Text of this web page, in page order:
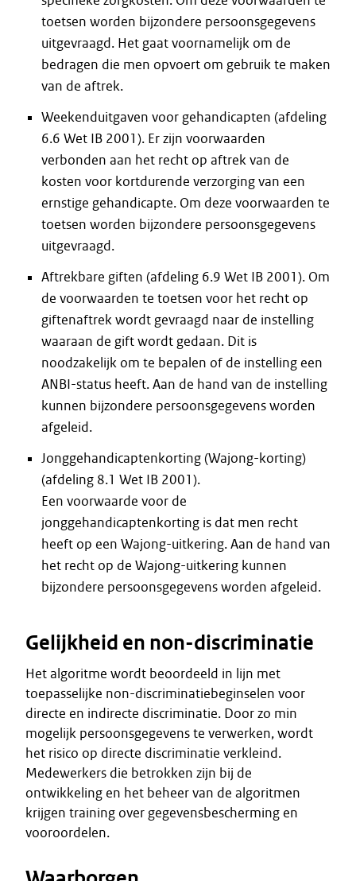
toetsen worden bijzondere persoonsgegevens
uitgevraagd. Het gaat voornamelijk om de
bedragen die men opvoert om gebruik te maken
van de aftrek.
Weekenduitgaven voor gehandicapten (afdeling
6.6 Wet IB 2001). Er zijn voorwaarden
verbonden aan het recht op aftrek van de
kosten voor kortdurende verzorging van een
ernstige gehandicapte. Om deze voorwaarden te
toetsen worden bijzondere persoonsgegevens
uitgevraagd.
Aftrekbare giften (afdeling 6.9 Wet IB 2001). Om
de voorwaarden te toetsen voor het recht op
giftenaftrek wordt gevraagd naar de instelling
waaraan de gift wordt gedaan. Dit is
noodzakelijk om te bepalen of de instelling een
ANBI-status heeft. Aan de hand van de instelling
kunnen bijzondere persoonsgegevens worden
afgeleid.
Jonggehandicaptenkorting (Wajong-korting)
(afdeling 8.1 Wet IB 2001).
Een voorwaarde voor de
jonggehandicaptenkorting is dat men recht
heeft op een Wajong-uitkering. Aan de hand van
het recht op de Wajong-uitkering kunnen
bijzondere persoonsgegevens worden afgeleid.
Gelijkheid en non-discriminatie
Het algoritme wordt beoordeeld in lijn met
toepasselijke non-discriminatiebeginselen voor
directe en indirecte discriminatie. Door zo min
mogelijk persoonsgegevens te verwerken, wordt
het risico op directe discriminatie verkleind.
Medewerkers die betrokken zijn bij de
ontwikkeling en het beheer van de algoritmen
krijgen training over gegevensbescherming en
vooroordelen.